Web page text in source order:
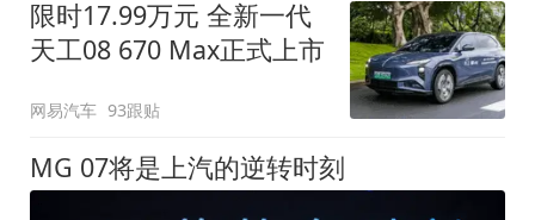
限时17.99万元 全新一代
天工08 670 Max正式上市
网易汽车 93跟贴
MG 07将是上汽的逆转时刻